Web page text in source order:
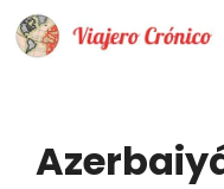
Saltar